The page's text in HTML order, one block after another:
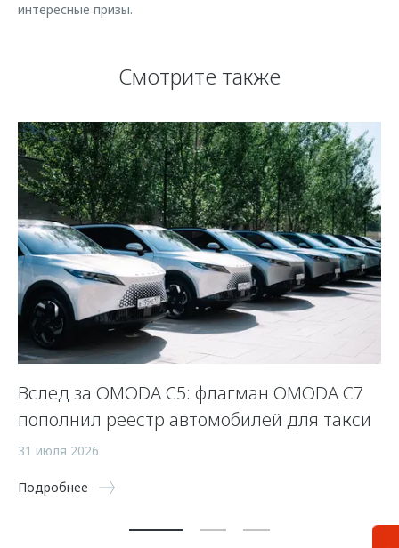
Запчасти
интересные призы.
Смотрите также
Вслед за OMODA C5: флагман OMODA C7
пополнил реестр автомобилей для такси
31 июля 2026
Подробнее